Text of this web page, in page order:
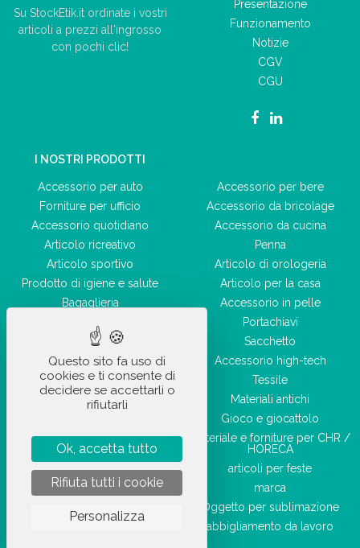
Su StockEtik.it ordinate i vostri
articoli a prezzi all'ingrosso
con pochi clic!
Presentazione
Funzionamento
Notizie
CGV
CGU
I NOSTRI PRODOTTI
Accessorio per auto
Forniture per ufficio
Accessorio quotidiano
Articolo ricreativo
Articolo sportivo
Prodotto di igiene e salute
Bagaglieria
Accessorio per bere
Accessorio da bricolage
Accessorio da cucina
Penna
Articolo di orologeria
Articolo per la casa
Accessorio in pelle
Portachiavi
Sacchetto
Accessorio high-tech
Tessile
Materiali antichi
Gioco e giocattolo
Materiale e forniture per CHR /
HORECA
articoli per feste
marca
Oggetto per sublimazione
abbigliamento da lavoro
Questo sito fa uso di
cookies e ti consente di
decidere se accettarli o
rifiutarli
Ok, accetta tutto
Rifiuta tutti i cookie
Personalizza